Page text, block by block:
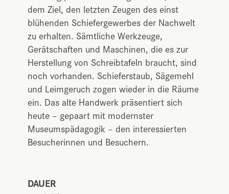
dem Ziel, den letzten Zeugen des einst
blühenden Schiefergewerbes der Nachwelt
zu erhalten. Sämtliche Werkzeuge,
Gerätschaften und Maschinen, die es zur
Herstellung von Schreibtafeln braucht, sind
noch vorhanden. Schieferstaub, Sägemehl
und Leimgeruch zogen wieder in die Räume
ein. Das alte Handwerk präsentiert sich
heute – gepaart mit modernster
Museumspädagogik – den interessierten
Besucherinnen und Besuchern.
DAUER